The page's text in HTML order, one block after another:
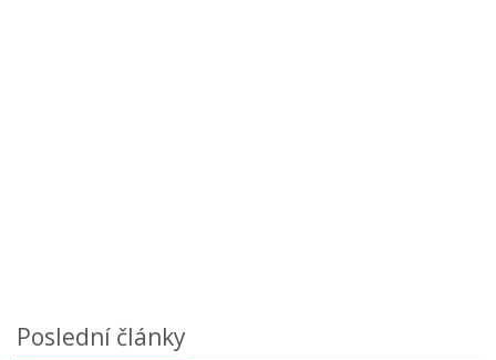
Poslední články